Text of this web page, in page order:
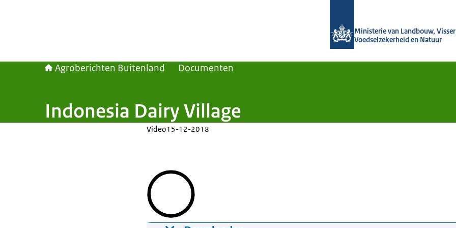
Ministerie van Landbouw,
Voedselzekerheid en Natuur
Agroberichten Buitenland Documenten
Indonesia Dairy Village
Video15-12-2018